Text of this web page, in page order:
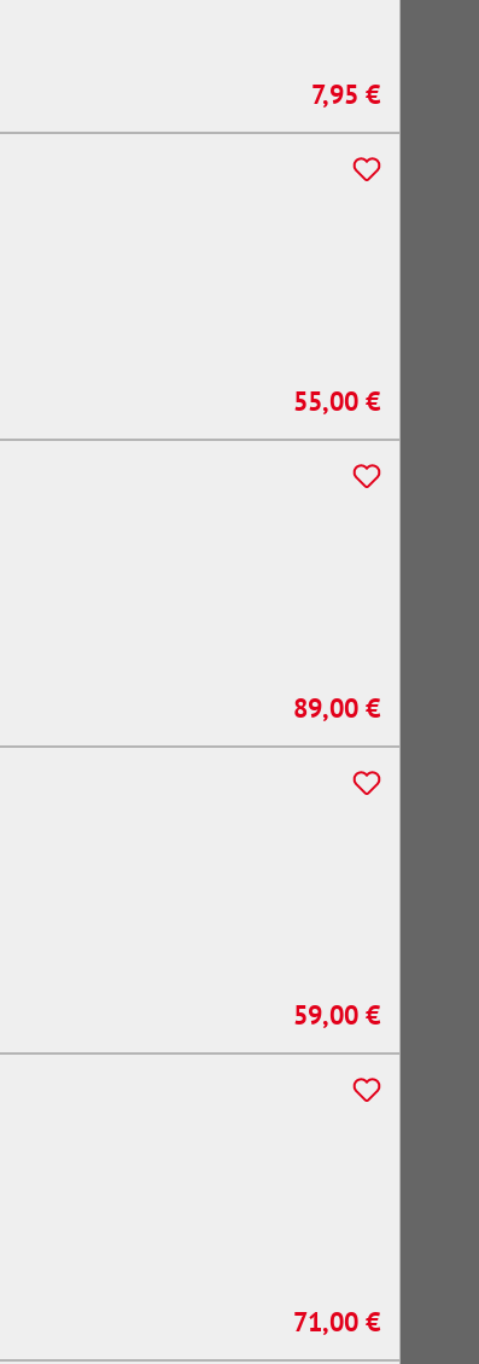
Regulärer Preis:
7,95 €
Regulärer Preis:
55,00 €
Regulärer Preis:
89,00 €
Regulärer Preis:
59,00 €
Regulärer Preis:
71,00 €